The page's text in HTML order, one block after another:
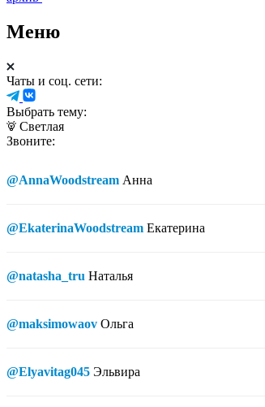
Меню
Чаты и соц. сети:
Выбрать тему:
Светлая
Звоните:
@AnnaWoodstream Анна
@EkaterinaWoodstream Екатерина
@natasha_tru Наталья
@maksimowaov Ольга
@Elyavitag045 Эльвира